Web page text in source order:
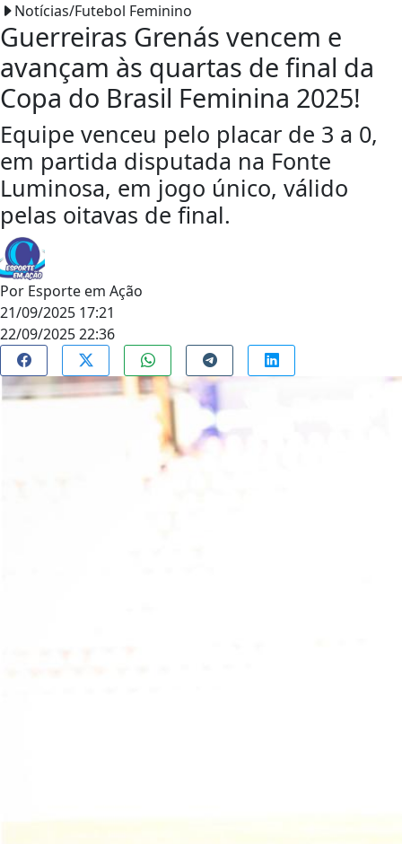
Notícias/Futebol Feminino
Guerreiras Grenás vencem e
avançam às quartas de final da
Copa do Brasil Feminina 2025!
Equipe venceu pelo placar de 3 a 0,
em partida disputada na Fonte
Luminosa, em jogo único, válido
pelas oitavas de final.
Por Esporte em Ação
21/09/2025 17:21
22/09/2025 22:36